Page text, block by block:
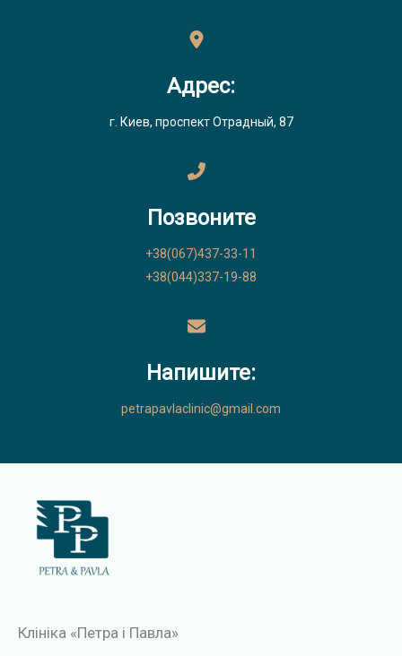
Адрес:
г. Киев, проспект Отрадный, 87
Позвоните
+38(067)437-33-11
+38(044)337-19-88
Напишите:
petrapavlaclinic@gmail.com
Клініка «Петра і Павла»​